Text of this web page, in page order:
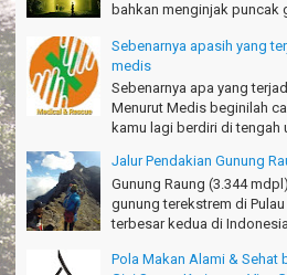
Thanks Bodyrafting Green canyon,
Santoso - Kudus
Seru banget Pantai Batukaras!
Sudrajat - Kuningan
エキサイティングなツアー。ありがとう
Nakata-Osaka Japan
Amazing palace
Hiromi - Fukusima Japan
bahkan menginjak puncak
Sebenarnya apasih yang
medis
Sebenarnya apa yang
Menurut Medis beginilah
kamu lagi berdiri di tengah
Jalur Pendakian Gunung
Gunung Raung (3.344
gunung terekstrem di
terbesar kedua di
Pola Makan Alami & Sehat